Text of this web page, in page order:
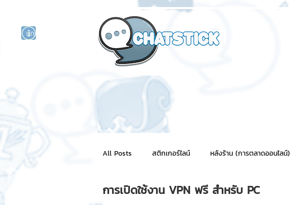
นักแสดงศิลปิน
All Posts สติกเกอร์ไลน์ หลังร้าน (การตลาดออนไลน์)
NFT for BRAND สติ๊กเกอร์ไลน์แจกฟรี
การเปิดใช้งาน VPN ฟรี สำหรับ PC